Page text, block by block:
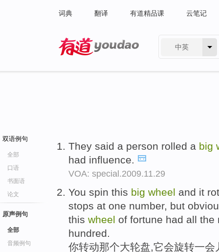
词典 翻译 有道精品课 云笔记
中英
双语例句
全部
口语
书面语
论文
原声例句
全部
音频例句
They said a person rolled a big
had influence.
VOA: special.2009.11.29
You spin this big wheel and it
stops at one number, but
this wheel of fortune had all the
hundred.
你转动那个大轮盘,它会旋转一